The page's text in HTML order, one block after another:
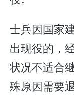
士兵因国家
出现役的，
状况不适合
殊原因需要